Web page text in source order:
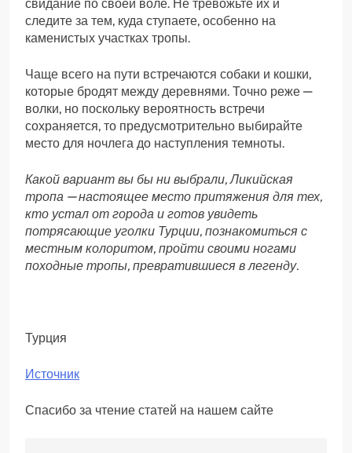
свидание по своей воле. Не тревожьте их и
следите за тем, куда ступаете, особенно на
каменистых участках тропы.
Чаще всего на пути встречаются собаки и кошки,
которые бродят между деревнями. Точно реже —
волки, но поскольку вероятность встречи
сохраняется, то предусмотрительно выбирайте
место для ночлега до наступления темноты.
Какой вариант вы бы ни выбрали, Ликийская
тропа — настоящее место притяжения для тех,
кто устал от города и готов увидеть
потрясающие уголки Турции, познакомиться с
местным колоритом, пройти своими ногами
походные тропы, превратившиеся в легенду.
Турция
Источник
Спасибо за чтение статей на нашем сайте